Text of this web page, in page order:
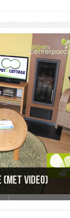
video)